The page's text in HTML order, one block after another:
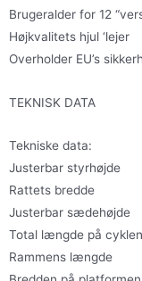
Brugeralder for 12
Højkvalitets hjul ‘lejer
Overholder EU’s
TEKNISK DATA
Tekniske
Justerbar
Rattets
Justerbar
Total længde
Rammens